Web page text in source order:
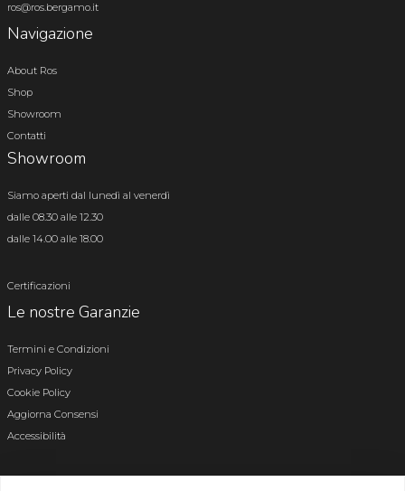
ros@ros.bergamo.it
Navigazione
About Ros
Shop
Showroom
Contatti
Showroom
Siamo aperti dal lunedì al venerdì
dalle 08.30 alle 12.30
dalle 14.00 alle 18.00
Certificazioni
Le nostre Garanzie
Termini e Condizioni
Privacy Policy
Cookie Policy
Aggiorna Consensi
Accessibilità